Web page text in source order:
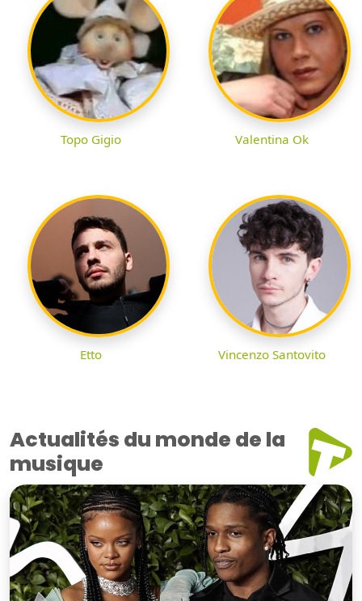
Topo Gigio Valentina Ok
Etto Vincenzo Santovito
Actualités du monde de la
musique